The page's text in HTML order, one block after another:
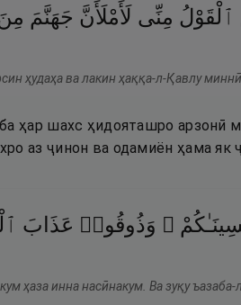
ٱلْقَوْلُ مِنِّى لَأَمْلَأَنَّ جَهَنَّمَ
ҳудаҳа ва лакин ҳаққа-л-Қавлу
ба ҳар шахс ҳидояташро
аз ҷинон ва одамиён ҳама як
وَذُوقُوا۟ عَذَابَ
ҳаза инна насӣнакум. Ва зуқу ъазаба-